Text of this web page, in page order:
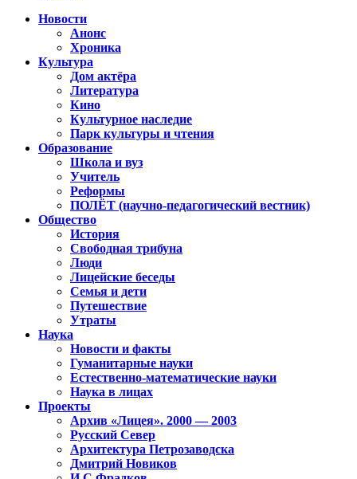
Новости
Анонс
Хроника
Культура
Дом актёра
Литература
Кино
Культурное наследие
Парк культуры и чтения
Образование
Школа и вуз
Учитель
Реформы
ПОЛЁТ (научно-педагогический вестник)
Общество
История
Свободная трибуна
Люди
Лицейские беседы
Семья и дети
Путешествие
Утраты
Наука
Новости и факты
Гуманитарные науки
Естественно-математические науки
Наука в лицах
Проекты
Архив «Лицея». 2000 — 2003
Русский Север
Архитектура Петрозаводска
Дмитрий Новиков